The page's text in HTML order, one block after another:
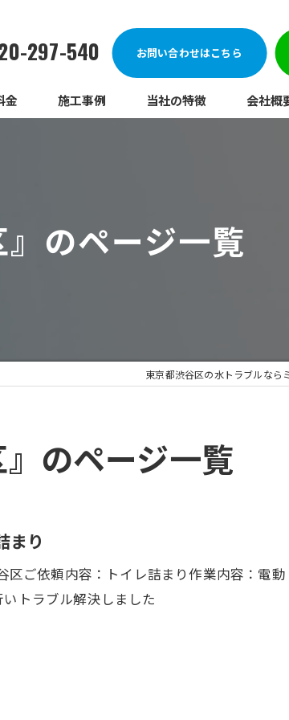
297-540 お問い合わせはこちら
金 施工事例 当社の特徴
給湯器
会社概
のページ一覧
東京都渋谷区の水トラブルなら
のページ一覧
り
区ご依頼内容：トイレ詰まり作業内容：電
トラブル解決しました